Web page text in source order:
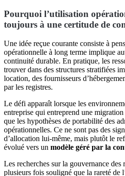
Pourquoi l’utilisation
toujours à une certitude de
Une idée reçue courante consiste à
opérationnelle à long terme implique
continuité durable. En pratique, les
trouver dans des structures stratifiées
location, des fournisseurs
par les registres.
Le défi apparaît lorsque les
entreprise qui entreprend une
que les hypothèses de portabilité des
opérationnelles. Ce ne sont pas des
d’allocation lui-même, mais plutôt le
évolué vers un modèle géré par la
Les recherches sur la gouvernance des
plusieurs fois souligné que la rareté de